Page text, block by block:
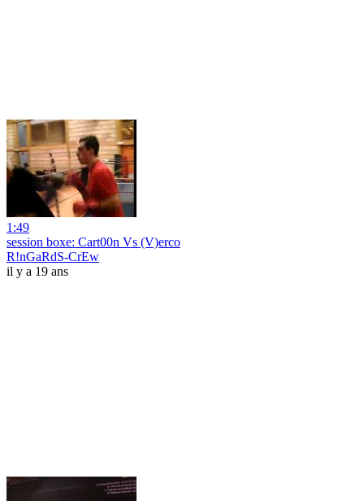
1:49
session boxe: Cart00n Vs (V)erco
R!nGaRdS-CrEw
il y a 19 ans